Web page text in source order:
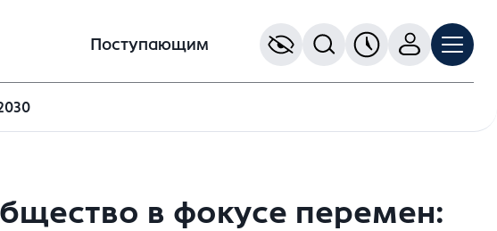
Поступающим
в фокусе перемен: